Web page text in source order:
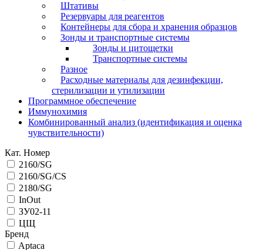
Штативы
Резервуары для реагентов
Контейнеры для сбора и хранения образцов
Зонды и транспортные системы
Зонды и цитощетки
Транспортные системы
Разное
Расходные материалы для дезинфекции,
стерилизации и утилизации
Программное обеспечение
Иммунохимия
Комбинированный анализ (идентификация и оценка
чувствительности)
Кат. Номер
2160/SG
2160/SG/CS
2180/SG
InOut
ЗУ02-11
ЦЩ
Бренд
Aptaca